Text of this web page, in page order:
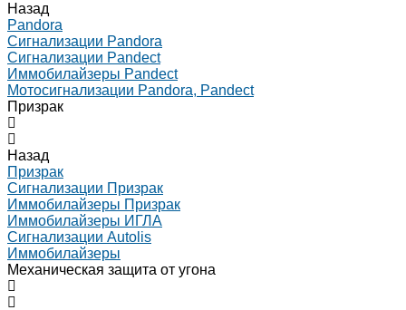
Назад
Pandora
Сигнализации Pandora
Сигнализации Pandect
Иммобилайзеры Pandect
Мотосигнализации Pandora, Pandect
Призрак
Назад
Призрак
Сигнализации Призрак
Иммобилайзеры Призрак
Иммобилайзеры ИГЛА
Сигнализации Autolis
Иммобилайзеры
Механическая защита от угона